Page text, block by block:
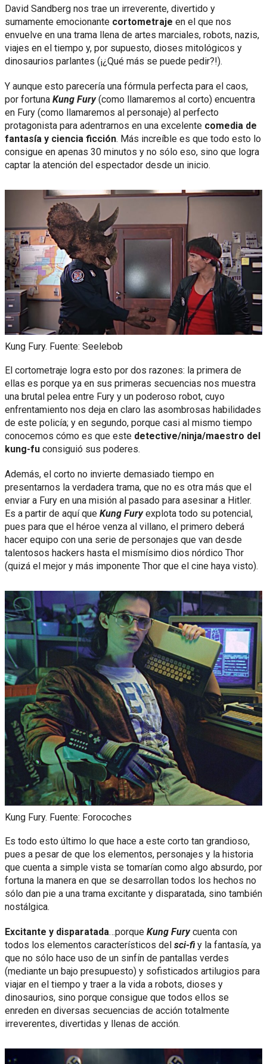
David Sandberg nos trae un irreverente, divertido y
sumamente emocionante cortometraje en el que nos
envuelve en una trama llena de artes marciales, robots, nazis,
viajes en el tiempo y, por supuesto, dioses mitológicos y
dinosaurios parlantes (¡¿Qué más se puede pedir?!).
Y aunque esto parecería una fórmula perfecta para el caos,
por fortuna Kung Fury(como llamaremos al corto) encuentra
en Fury (como llamaremos al personaje) al perfecto
protagonista para adentrarnos en una excelente comedia de
fantasía y ciencia ficción. Más increíble es que todo esto lo
consigue en apenas 30 minutos y no sólo eso, sino que logra
captar la atención del espectador desde un inicio.
Kung Fury. Fuente: Seelebob
El cortometraje logra esto por dos razones: la primera de
ellas es porque ya en sus primeras secuencias nos muestra
una brutal pelea entre Fury y un poderoso robot, cuyo
enfrentamiento nos deja en claro las asombrosas habilidades
de este policía; y en segundo, porque casi al mismo tiempo
conocemos cómo es que este detective/ninja/maestro del
kung-fu consiguió sus poderes.
Además, el corto no invierte demasiado tiempo en
presentarnos la verdadera trama, que no es otra más que el
enviar a Fury en una misión al pasado para asesinar a Hitler.
Es a partir de aquí que Kung Furyexplota todo su potencial,
pues para que el héroe venza al villano, el primero deberá
hacer equipo con una serie de personajes que van desde
talentosos hackers hasta el mismísimo dios nórdico Thor
(quizá el mejor y más imponente Thor que el cine haya visto).
Kung Fury. Fuente: Forocoches
Es todo esto último lo que hace a este corto tan grandioso,
pues a pesar de que los elementos, personajes y la historia
que cuenta a simple vista se tomarían como algo absurdo, por
fortuna la manera en que se desarrollan todos los hechos no
sólo dan pie a una trama excitante y disparatada, sino también
nostálgica.
Excitante y disparatada…porque Kung Furycuenta con
todos los elementos característicos del sci-fi y la fantasía, ya
que no sólo hace uso de un sinfín de pantallas verdes
(mediante un bajo presupuesto) y sofisticados artilugios para
viajar en el tiempo y traer a la vida a robots, dioses y
dinosaurios, sino porque consigue que todos ellos se
enreden en diversas secuencias de acción totalmente
irreverentes, divertidas y llenas de acción.